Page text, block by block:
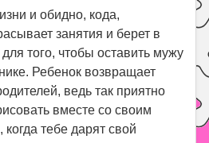
и обидно, кода,
занятия и берет в
того, чтобы оставить мужу
Ребенок возвращает
ведь так приятно
вместе со своим
тебе дарят свой